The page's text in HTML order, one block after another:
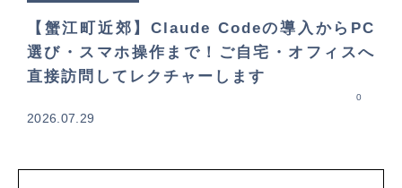
【蟹江町近郊】Claude Codeの導入からPC
選び・スマホ操作まで！ご自宅・オフィスへ
直接訪問してレクチャーします
2026.07.29
0